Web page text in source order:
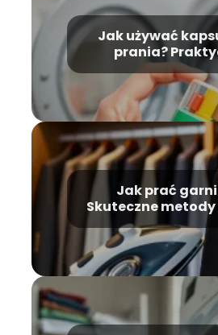
Jak używać
prania?
wskazówki i
Jak prać
Skuteczne
krok po kroku